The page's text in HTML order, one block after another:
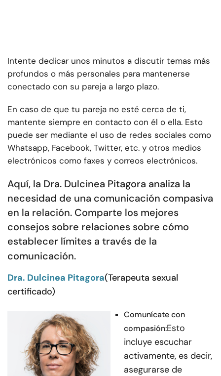
Intente dedicar unos minutos a discutir temas más
profundos o más personales para mantenerse
conectado con su pareja a largo plazo.
En caso de que tu pareja no esté cerca de ti,
mantente siempre en contacto con él o ella. Esto
puede ser mediante el uso de redes sociales como
Whatsapp, Facebook, Twitter, etc. y otros medios
electrónicos como faxes y correos electrónicos.
Aquí, la Dra. Dulcinea Pitagora analiza la
necesidad de una comunicación compasiva
en la relación. Comparte los mejores
consejos sobre relaciones sobre cómo
establecer límites a través de la
comunicación.
Dra. Dulcinea Pitagora(Terapeuta sexual
certificado)
Comunícate con
compasión:Esto
incluye escuchar
activamente, es decir,
asegurarse de